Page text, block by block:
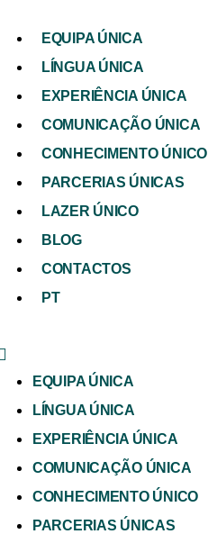
EQUIPA ÚNICA
LÍNGUA ÚNICA
EXPERIÊNCIA ÚNICA
COMUNICAÇÃO ÚNICA
CONHECIMENTO ÚNICO
PARCERIAS ÚNICAS
LAZER ÚNICO
BLOG
CONTACTOS
PT
EQUIPA ÚNICA
LÍNGUA ÚNICA
EXPERIÊNCIA ÚNICA
COMUNICAÇÃO ÚNICA
CONHECIMENTO ÚNICO
PARCERIAS ÚNICAS